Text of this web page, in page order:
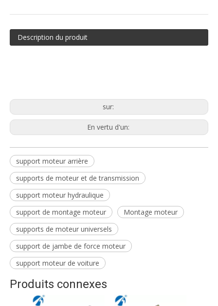
Description du produit
sur:
En vertu d'un:
support moteur arrière
supports de moteur et de transmission
support moteur hydraulique
support de montage moteur
Montage moteur
supports de moteur universels
support de jambe de force moteur
support moteur de voiture
Produits connexes